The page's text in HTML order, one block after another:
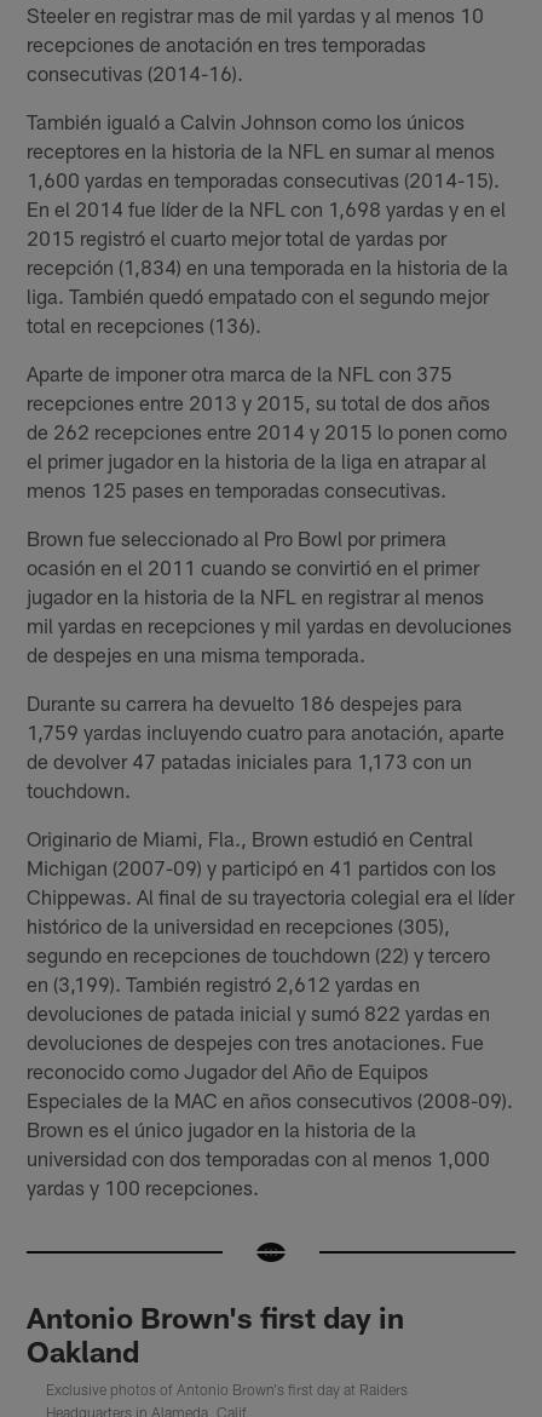
Steeler en registrar mas de mil yardas y al menos 10
recepciones de anotación en tres temporadas
consecutivas (2014-16).
También igualó a Calvin Johnson como los únicos
receptores en la historia de la NFL en sumar al menos
1,600 yardas en temporadas consecutivas (2014-15).
En el 2014 fue líder de la NFL con 1,698 yardas y en el
2015 registró el cuarto mejor total de yardas por
recepción (1,834) en una temporada en la historia de la
liga. También quedó empatado con el segundo mejor
total en recepciones (136).
Aparte de imponer otra marca de la NFL con 375
recepciones entre 2013 y 2015, su total de dos años
de 262 recepciones entre 2014 y 2015 lo ponen como
el primer jugador en la historia de la liga en atrapar al
menos 125 pases en temporadas consecutivas.
Brown fue seleccionado al Pro Bowl por primera
ocasión en el 2011 cuando se convirtió en el primer
jugador en la historia de la NFL en registrar al menos
mil yardas en recepciones y mil yardas en devoluciones
de despejes en una misma temporada.
Durante su carrera ha devuelto 186 despejes para
1,759 yardas incluyendo cuatro para anotación, aparte
de devolver 47 patadas iniciales para 1,173 con un
touchdown.
Originario de Miami, Fla., Brown estudió en Central
Michigan (2007-09) y participó en 41 partidos con los
Chippewas. Al final de su trayectoria colegial era el líder
histórico de la universidad en recepciones (305),
segundo en recepciones de touchdown (22) y tercero
en (3,199). También registró 2,612 yardas en
devoluciones de patada inicial y sumó 822 yardas en
devoluciones de despejes con tres anotaciones. Fue
reconocido como Jugador del Año de Equipos
Especiales de la MAC en años consecutivos (2008-09).
Brown es el único jugador en la historia de la
universidad con dos temporadas con al menos 1,000
yardas y 100 recepciones.
Antonio Brown's first day in
Oakland
Exclusive photos of Antonio Brown's first day at Raiders
Headquarters in Alameda, Calif.